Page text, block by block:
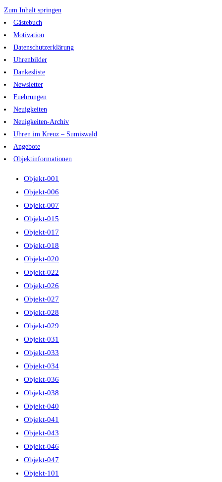
Zum Inhalt springen
Gästebuch
Motivation
Datenschutzerklärung
Uhrenbilder
Dankesliste
Newsletter
Fuehrungen
Neuigkeiten
Neuigkeiten-Archiv
Uhren im Kreuz – Sumiswald
Angebote
Objektinformationen
Objekt-001
Objekt-006
Objekt-007
Objekt-015
Objekt-017
Objekt-018
Objekt-020
Objekt-022
Objekt-026
Objekt-027
Objekt-028
Objekt-029
Objekt-031
Objekt-033
Objekt-034
Objekt-036
Objekt-038
Objekt-040
Objekt-041
Objekt-043
Objekt-046
Objekt-047
Objekt-101